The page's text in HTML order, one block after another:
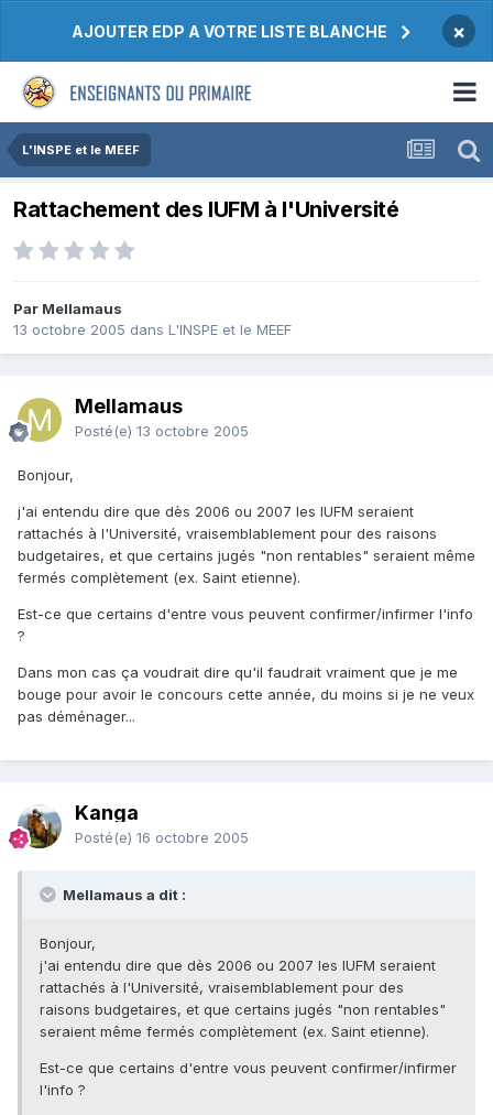
AJOUTER EDP A VOTRE LISTE BLANCHE ×
L'INSPE et le MEEF
Rattachement des IUFM à l'Université
Par Mellamaus
13 octobre 2005 dans L'INSPE et le MEEF
Mellamaus
Posté(e) 13 octobre 2005
Bonjour,
j'ai entendu dire que dès 2006 ou 2007 les IUFM seraient
rattachés à l'Université, vraisemblablement pour des raisons
budgetaires, et que certains jugés "non rentables" seraient même
fermés complètement (ex. Saint etienne).
Est-ce que certains d'entre vous peuvent confirmer/infirmer l'info
?
Dans mon cas ça voudrait dire qu'il faudrait vraiment que je me
bouge pour avoir le concours cette année, du moins si je ne veux
pas déménager...
Kanga
Posté(e) 16 octobre 2005
Mellamaus a dit :
Bonjour,
j'ai entendu dire que dès 2006 ou 2007 les IUFM seraient
rattachés à l'Université, vraisemblablement pour des
raisons budgetaires, et que certains jugés "non rentables"
seraient même fermés complètement (ex. Saint etienne).
Est-ce que certains d'entre vous peuvent confirmer/infirmer
l'info ?